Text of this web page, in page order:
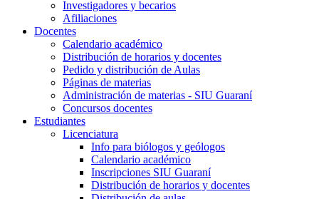
Investigadores y becarios
Afiliaciones
Docentes
Calendario académico
Distribución de horarios y docentes
Pedido y distribución de Aulas
Páginas de materias
Administración de materias - SIU Guaraní
Concursos docentes
Estudiantes
Licenciatura
Info para biólogos y geólogos
Calendario académico
Inscripciones SIU Guaraní
Distribución de horarios y docentes